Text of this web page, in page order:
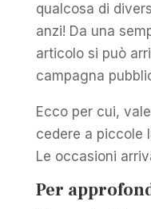
qualcosa di
anzi! Da una
articolo si può
campagna
Ecco per cui,
cedere a piccole
Le occasioni
Per